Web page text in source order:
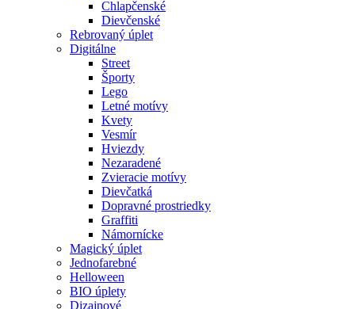
Chlapčenské
Dievčenské
Rebrovaný úplet
Digitálne
Street
Športy
Lego
Letné motívy
Kvety
Vesmír
Hviezdy
Nezaradené
Zvieracie motívy
Dievčatká
Dopravné prostriedky
Graffiti
Námornícke
Magický úplet
Jednofarebné
Helloween
BIO úplety
Dizajnové